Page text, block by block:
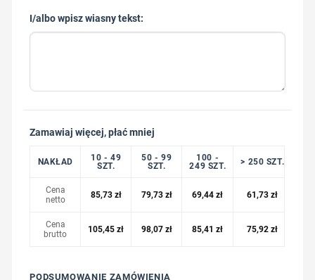
I/albo wpisz wiasny tekst:
Zamawiaj więcej, płać mniej
NAKŁAD
10 - 49
SZT.
50 - 99
SZT.
100 -
249 SZT.
> 250 SZT.
Cena
netto
85,73 zł 79,73 zł 69,44zł 61,73zł
Cena
brutto
105,45zł 98,07 zł 85,41zł 75,92zł
PODSUMOWANIE ZAMÓWIENIA